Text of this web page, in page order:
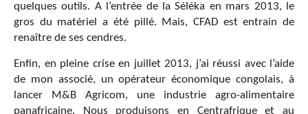
quelques outils. A l’entrée de la Séléka en mars 2013, le
gros du matériel a été pillé. Mais, CFAD est entrain de
renaître de ses cendres.
Enfin, en pleine crise en juillet 2013, j’ai réussi avec l’aide
de mon associé, un opérateur économique congolais, à
lancer M&B Agricom, une industrie agro-alimentaire
panafricaine. Nous produisons en Centrafrique et au